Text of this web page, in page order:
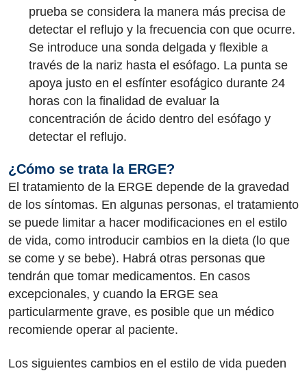
prueba se considera la manera más precisa de
detectar el reflujo y la frecuencia con que ocurre.
Se introduce una sonda delgada y flexible a
través de la nariz hasta el esófago. La punta se
apoya justo en el esfínter esofágico durante 24
horas con la finalidad de evaluar la
concentración de ácido dentro del esófago y
detectar el reflujo.
¿Cómo se trata la ERGE?
El tratamiento de la ERGE depende de la gravedad
de los síntomas. En algunas personas, el tratamiento
se puede limitar a hacer modificaciones en el estilo
de vida, como introducir cambios en la dieta (lo que
se come y se bebe). Habrá otras personas que
tendrán que tomar medicamentos. En casos
excepcionales, y cuando la ERGE sea
particularmente grave, es posible que un médico
recomiende operar al paciente.
Los siguientes cambios en el estilo de vida pueden